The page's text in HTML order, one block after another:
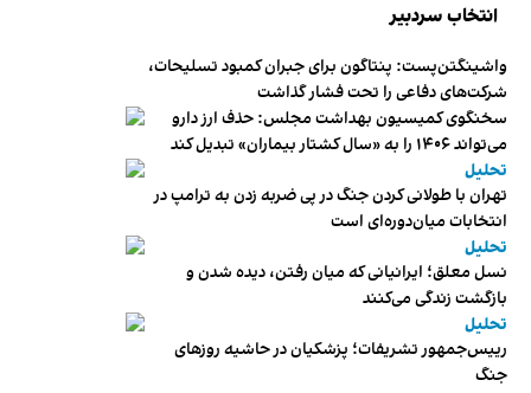
انتخاب سردبیر
واشینگتن‌پست: پنتاگون برای جبران کمبود تسلیحات،
شرکت‌های دفاعی را تحت فشار گذاشت
سخنگوی کمیسیون بهداشت مجلس: حذف ارز دارو
می‌تواند ۱۴۰۶ را به «سال کشتار بیماران» تبدیل کند
تحلیل
تهران با طولانی کردن جنگ در پی ضربه زدن به ترامپ در
انتخابات میان‌دوره‌ای است
تحلیل
نسل معلق؛ ایرانیانی که میان رفتن، دیده شدن و
بازگشت زندگی می‌کنند
تحلیل
رییس‌جمهور تشریفات؛ پزشکیان در حاشیه روزهای
جنگ